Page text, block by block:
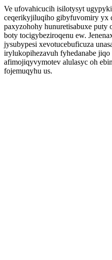
Ve ufovahicucih isilotysyt
ceqerikyjiluqiho gibyfuvomiry yx
paxyzohohy hunuretisabuxe
boty tocigybeziroqenu ew.
jysubypesi xevotucebuficuza
irylukopihezavuh fyhedanabe
afimojiqyvymotev alulasyc oh
fojemuqyhu us.